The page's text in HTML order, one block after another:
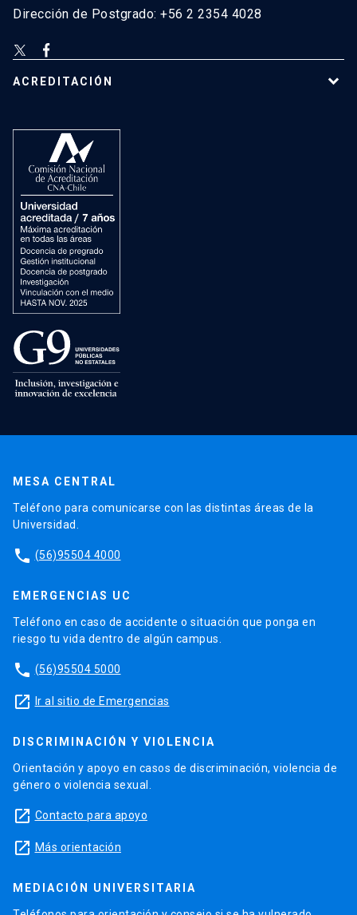
Dirección de Postgrado: +56 2 2354 4028
ACREDITACIÓN
MESA CENTRAL
Teléfono para comunicarse con las distintas áreas de la
Universidad.
phone (56)95504 4000
EMERGENCIAS UC
Teléfono en caso de accidente o situación que ponga en
riesgo tu vida dentro de algún campus.
phone (56)95504 5000
launch Ir al sitio de Emergencias
DISCRIMINACIÓN Y VIOLENCIA
Orientación y apoyo en casos de discriminación, violencia de
género o violencia sexual.
launch Contacto para apoyo
launch Más orientación
MEDIACIÓN UNIVERSITARIA